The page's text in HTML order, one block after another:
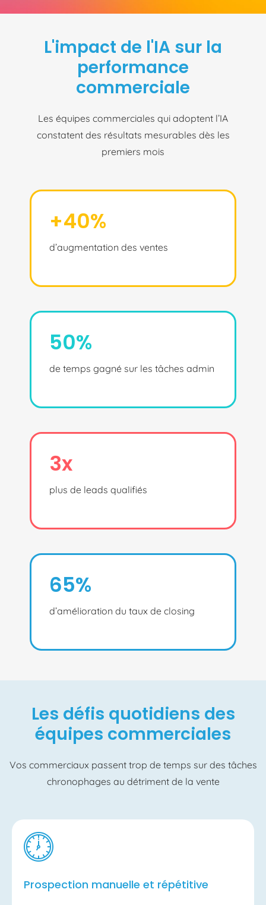
L'impact de l'IA sur la
performance
commerciale
Les équipes commerciales qui adoptent l’IA
constatent des résultats mesurables dès les
premiers mois
+40%
d’augmentation des ventes
50%
de temps gagné sur les tâches admin
3x
plus de leads qualifiés
65%
d’amélioration du taux de closing
Les défis quotidiens des
équipes commerciales
Vos commerciaux passent trop de temps sur des tâches
chronophages au détriment de la vente
Prospection manuelle et répétitive